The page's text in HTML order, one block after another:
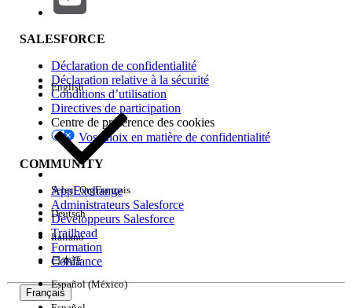
exportation
Autorisations de rapports et de tableaux
Autorisations de développeur
Autorisations de Chatter et communautés
Autorisations d’interface utilisateur
Autorisations d'objet
Autorisations d'administrateur
Connecter l'organisation à une plate-
forme d'environnement
l'utilisateur à connecter l’organisation
SALESFORCE
Déclaration de confidentialité
Déclaration relative à la sécurité
Conditions d’utilisation
Directives de participation
Centre de préférence des cookies
Vos choix en matière de confidentialité
COMMUNITY
AppExchange
Administrateurs Salesforce
Développeurs Salesforce
Trailhead
Formation
Confiance
Français
English
Select OrgFrançais
Deutsch
Italiano
日本語
Español (México)